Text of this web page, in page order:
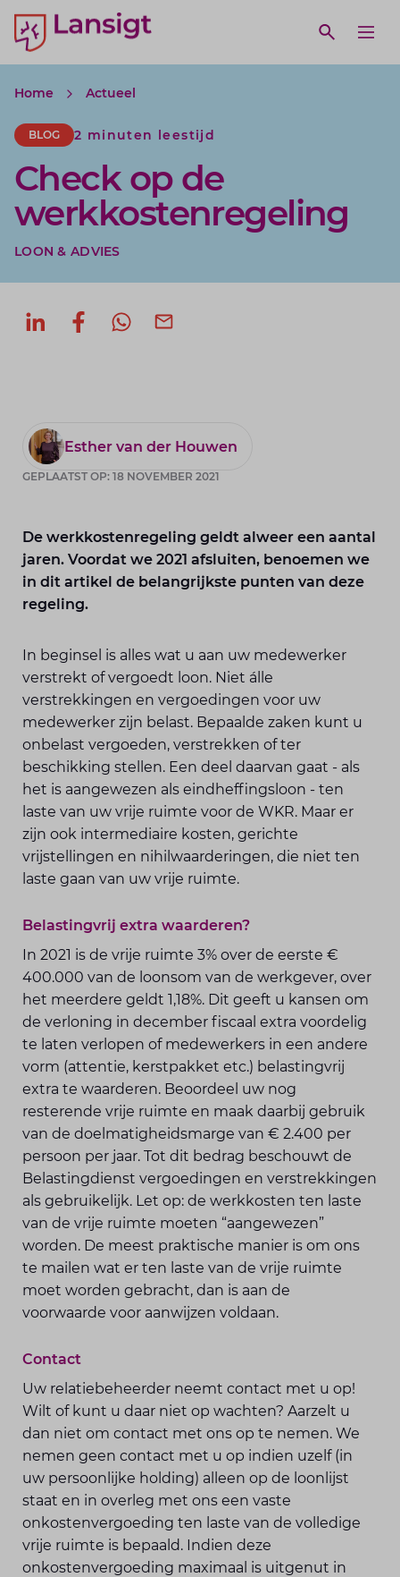
Lansigt Accountants logo
Open
search website
Home Actueel
BLOG 2 minuten leestijd
Check op de
werkkostenregeling
LOON & ADVIES
Deel op LinkedIn
Deel op Facebook
Esther van der Houwen
GEPLAATST OP: 18 NOVEMBER 2021
De werkkostenregeling geldt alweer een aantal
jaren. Voordat we 2021 afsluiten, benoemen we
in dit artikel de belangrijkste punten van deze
regeling.
In beginsel is alles wat u aan uw medewerker
verstrekt of vergoedt loon. Niet álle
verstrekkingen en vergoedingen voor uw
medewerker zijn belast. Bepaalde zaken kunt u
onbelast vergoeden, verstrekken of ter
beschikking stellen. Een deel daarvan gaat - als
het is aangewezen als eindheffingsloon - ten
laste van uw vrije ruimte voor de WKR. Maar er
zijn ook intermediaire kosten, gerichte
vrijstellingen en nihilwaarderingen, die niet ten
laste gaan van uw vrije ruimte.
Belastingvrij extra waarderen?
In 2021 is de vrije ruimte 3% over de eerste €
400.000 van de loonsom van de werkgever, over
het meerdere geldt 1,18%. Dit geeft u kansen om
de verloning in december fiscaal extra voordelig
te laten verlopen of medewerkers in een andere
vorm (attentie, kerstpakket etc.) belastingvrij
extra te waarderen. Beoordeel uw nog
resterende vrije ruimte en maak daarbij gebruik
van de doelmatigheidsmarge van € 2.400 per
persoon per jaar. Tot dit bedrag beschouwt de
Belastingdienst vergoedingen en verstrekkingen
als gebruikelijk. Let op: de werkkosten ten laste
van de vrije ruimte moeten “aangewezen”
worden. De meest praktische manier is om ons
te mailen wat er ten laste van de vrije ruimte
moet worden gebracht, dan is aan de
voorwaarde voor aanwijzen voldaan.
Contact
Uw relatiebeheerder neemt contact met u op!
Wilt of kunt u daar niet op wachten? Aarzelt u
dan niet om contact met ons op te nemen. We
nemen geen contact met u op indien uzelf (in
uw persoonlijke holding) alleen op de loonlijst
staat en in overleg met ons een vaste
onkostenvergoeding ten laste van de volledige
vrije ruimte is bepaald. Indien deze
onkostenvergoeding maximaal is uitgenut in